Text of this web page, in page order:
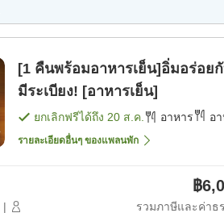
[1 คืนพร้อมอาหารเย็น]อิ่มอร่อย
มีระเบียง! [อาหารเย็น]
ยกเลิกฟรีได้ถึง 20 ส.ค. อาหาร อ
รายละเอียดอื่นๆ ของแพลนพัก
|
฿
รวมภาษีและค่าธ